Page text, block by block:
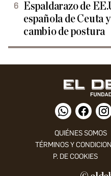
Espaldarazo de
española de Ceuta
cambio de postura
QUIÉNES SOMOS
TÉRMINOS Y
P. DE COOKIES